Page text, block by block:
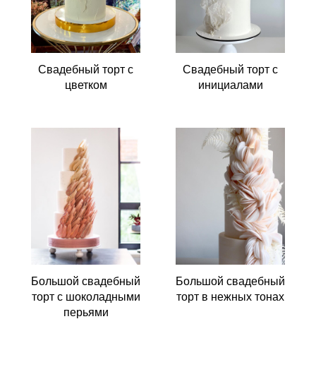
Свадебный торт с
цветком
Свадебный торт с
инициалами
Большой свадебный
торт с шоколадными
перьями
Большой свадебный
торт в нежных тонах